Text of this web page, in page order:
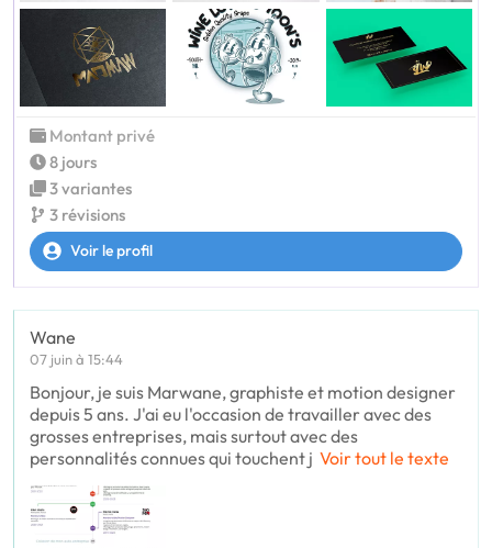
Montant privé
8 jours
3 variantes
3 révisions
Voir le profil
Wane
07 juin à 15:44
Bonjour, je suis Marwane, graphiste et motion designer
depuis 5 ans. J'ai eu l'occasion de travailler avec des
grosses entreprises, mais surtout avec des
personnalités connues qui touchent j Voir tout le texte